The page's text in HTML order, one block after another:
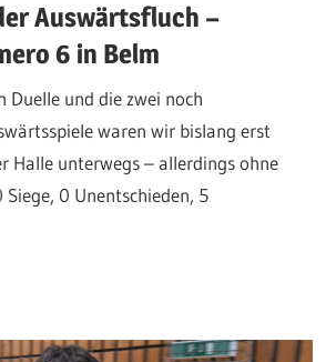
Auswärtsfluch –
6 in Belm
Duelle und die zwei noch
waren wir bislang erst
Halle unterwegs – allerdings ohne
0 Unentschieden, 5